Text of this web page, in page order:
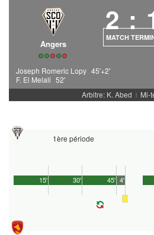
Angers
2 :
MATCH
Joseph Romeric Lopy 45'+2'
F. El Melali 52'
Arbitre: K. Abed | Mi-
1ère période
45'
15' 30' 4'